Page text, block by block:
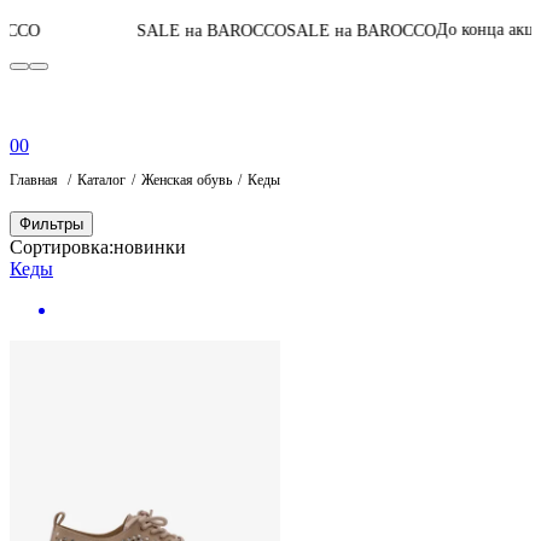
SALE на BAROCCO SALE на BAROCCO До конца акции04:19:55:29
00
Главная Каталог Женская обувь Кеды
Фильтры
Сортировка:новинки
Кеды